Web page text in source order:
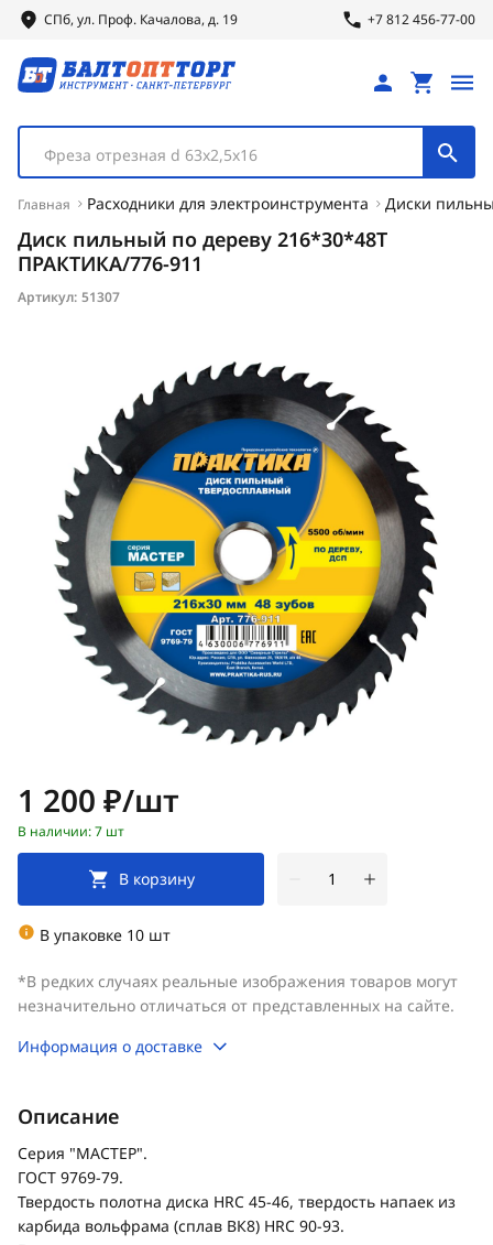
СПб, ул. Проф. Качалова, д. 19 +7 812 456-77-00
Фреза отрезная d 63х2,5х16
Главная Расходники для электроинструмента Диски
Диск пильный по дереву 216*30*48Т
ПРАКТИКА/776-911
Артикул: 51307
Цена:
1 200 ₽/шт
В наличии: 7 шт
В корзину
В упаковке 10 шт
*В редких случаях реальные изображения товаров могут
незначительно отличаться от представленных на сайте.
Информация о доставке
Описание
Серия "МАСТЕР".
ГОСТ 9769-79.
Твердость полотна диска HRC 45-46, твердость напаек из
карбида вольфрама (сплав ВК8) HRC 90-93.